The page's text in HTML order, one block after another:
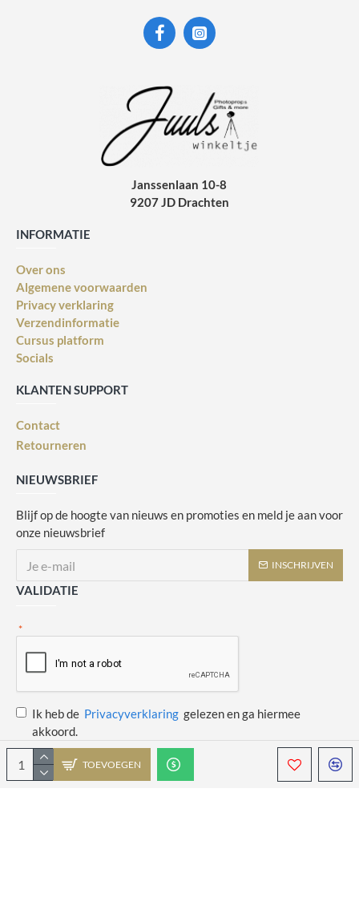
TOEVOEGEN
Janssenlaan 10-8
9207 JD Drachten
INFORMATIE
Over ons
Algemene voorwaarden
Privacy verklaring
Verzendinformatie
Cursus platform
Socials
KLANTEN SUPPORT
Contact
Retourneren
NIEUWSBRIEF
Blijf op de hoogte van nieuws en promoties en meld je aan voor
onze nieuwsbrief
INSCHRIJVEN
VALIDATIE
Ik heb de Privacyverklaring gelezen en ga hiermee
akkoord.